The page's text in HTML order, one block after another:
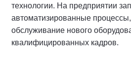
технологии. На предприятии
автоматизированные процессы,
обслуживание нового
квалифицированных кадров.